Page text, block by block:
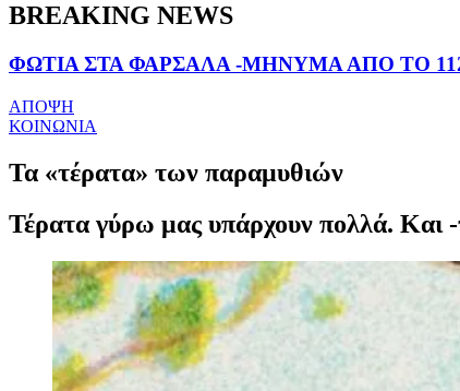
BREAKING NEWS
ΦΩΤΙΑ ΣΤΑ ΦΑΡΣΑΛΑ -ΜΗΝΥΜΑ ΑΠΟ ΤΟ
ΑΠΟΨΗ
ΚΟΙΝΩΝΙΑ
Τα «τέρατα» των παραμυθιών
Τέρατα γύρω μας υπάρχουν πολλά. Και